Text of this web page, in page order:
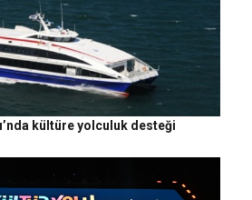
kültüre yolculuk desteği